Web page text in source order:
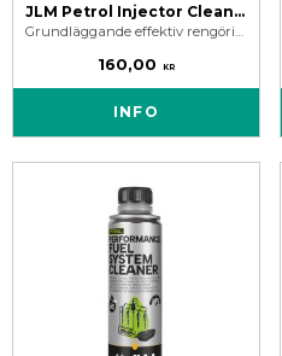
JLM Petrol Injector Cleaner - Bensinspridare Rengöring
Grundläggande effektiv rengöring av spridare, ventiler och förbränningskammare för att åtgärda ojämn tomgång, lättare rök och mindre effektförlust.
160,00 KR
INFO